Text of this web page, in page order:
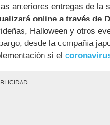
anteriores entregas de la
online a través de
Halloween y otros
desde la compañía
si el